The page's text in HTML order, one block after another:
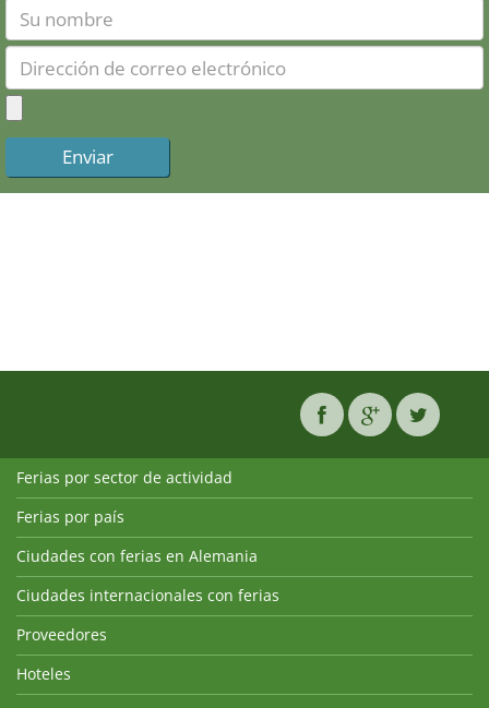
Ferias por sector de actividad
Ferias por país
Ciudades con ferias en Alemania
Ciudades internacionales con ferias
Proveedores
Hoteles